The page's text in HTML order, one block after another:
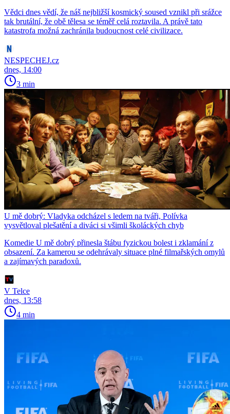
Vědci dnes vědí, že náš nejbližší kosmický soused vznikl při srážce
tak brutální, že obě tělesa se téměř celá roztavila. A právě tato
katastrofa možná zachránila budoucnost celé civilizace.
NESPECHEJ.cz
dnes, 14:00
3 min
U mě dobrý: Vladyka odcházel s ledem na tváři, Polívka
vysvětloval plešatění a diváci si všimli školáckých chyb
Komedie U mě dobrý přinesla štábu fyzickou bolest i zklamání z
obsazení. Za kamerou se odehrávaly situace plné filmařských omylů
a zajímavých paradoxů.
V Telce
dnes, 13:58
4 min